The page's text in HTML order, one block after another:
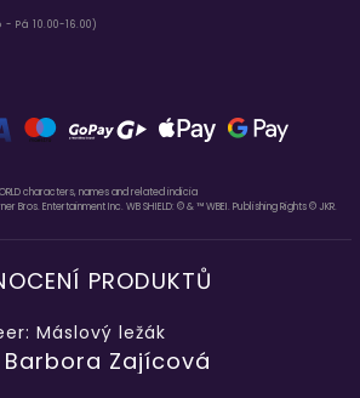
- Pá 10.00-16.00)
characters, names and related indicia
Bros. Entertainment Inc. WB SHIELD: © & ™ WBEI. Publishing Rights © JKR.
PRODUKTŮ
Máslový ležák
Barbora Zajícová